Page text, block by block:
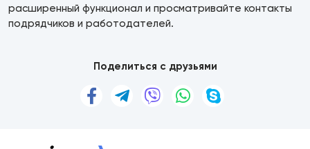
расширенный функционал и просматривайте контакты
подрядчиков и работодателей.
Поделиться с друзьями